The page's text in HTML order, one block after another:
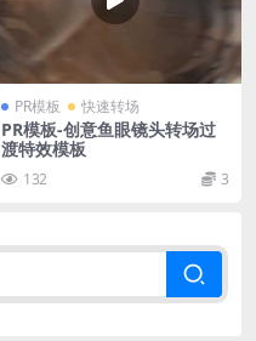
PR模板 快速转场
PR模板-创意鱼眼镜头转场过
渡特效模板
132 3